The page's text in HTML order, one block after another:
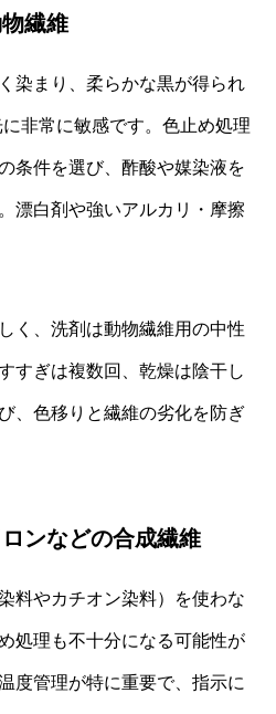
繊維
染まり、柔らかな黒が得られ
非常に敏感です。色止め処理
条件を選び、酢酸や媒染液を
漂白剤や強いアルカリ・摩擦
く、洗剤は動物繊維用の中性
すぎは複数回、乾燥は陰干し
、色移りと繊維の劣化を防ぎ
ンなどの合成繊維
料やカチオン染料）を使わな
処理も不十分になる可能性が
度管理が特に重要で、指示に